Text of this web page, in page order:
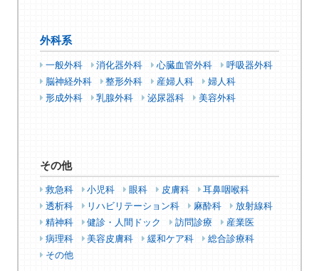
外科系
一般外科 消化器外科 心臓血管外科
呼吸器外科
脳神経外科
整形外科 産婦人科
婦人科
形成外科
乳腺外科 泌尿器科 美容外科
その他
救急科 小児科 眼科 皮膚科
耳鼻咽喉科
透析科
リハビリテーション科 麻酔科
放射線科
精神科
健診・人間ドック 訪問診療
産業医
病理科
美容皮膚科 緩和ケア科
総合診療科
その他